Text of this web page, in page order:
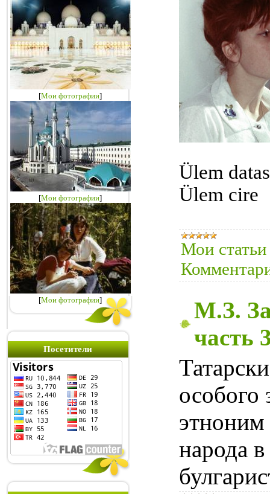
[Мои фотографии]
[Мои фотографии]
[Мои фотографии]
Посетители
Ülem
Ülem cire
Мои статьи
М.З.
часть
особого
этноним
народа